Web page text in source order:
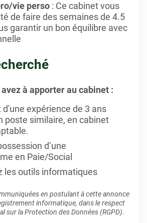
vie perso : Ce cabinet vous
de faire des semaines de 4.5
garantir un bon équilibre avec
à apporter au cabinet :
d'une expérience de 3 ans
poste similaire, en cabinet
d’une
en Paie/Social
les outils informatiques
en postulant à cette annonce
informatique, dans le respect
sur la Protection des Données (RGPD).